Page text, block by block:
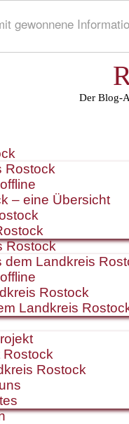
gewonnene
Der Blog-
Rostock
– eine Übersicht
Rostock
dem Landkreis
Rostock
Landkreis
Rostock
Rostock